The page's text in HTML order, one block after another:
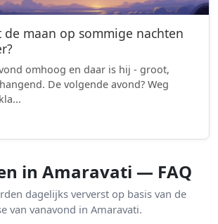
de maan op sommige nachten
omhoog en daar is hij - groot,
De volgende avond? Weg
in Amaravati — FAQ
dagelijks ververst op basis van de
van vanavond in Amaravati.